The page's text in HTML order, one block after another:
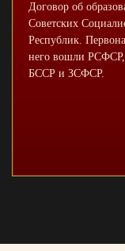
Договор об
Советских
Республик.
него вошли
БССР и ЗСФСР.